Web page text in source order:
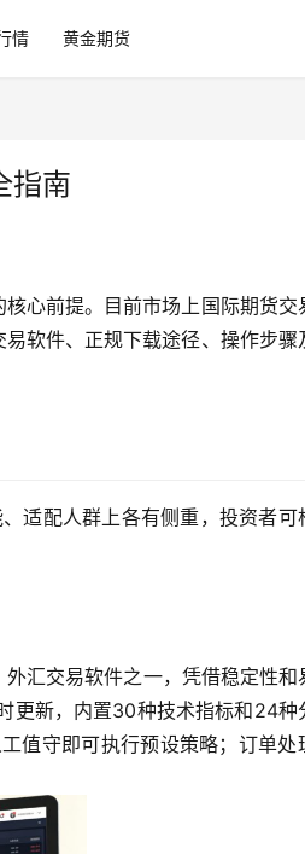
情 黄金期货
指南
心前提。目前市场上国际期货交
软件、正规下载途径、操作步骤
适配人群上各有侧重，投资者可
汇交易软件之一，凭借稳定性和
更新，内置30种技术指标和24种
值守即可执行预设策略；订单处